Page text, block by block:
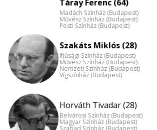
Táray Ferenc (64)
Madách Színház (Budapest)
Művész Színház (Budapest)
Pesti Színház (Budapest)
Szakáts Miklós (28)
Ifjúsági Színház (Budapest)
Művész Színház (Budapest)
Nemzeti Színház (Budapest)
Vígszínház (Budapest)
Horváth Tivadar (28)
Belvárosi Színház (Budapest)
Magyar Színház (Budapest)
Szabad Színház (Budapest)